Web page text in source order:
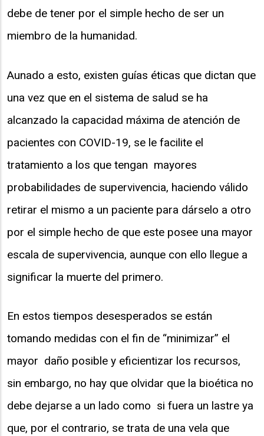
debe de tener por el simple hecho de ser un
miembro de la humanidad.
Aunado a esto, existen guías éticas que dictan que
una vez que en el sistema de salud se ha
alcanzado la capacidad máxima de atención de
pacientes con COVID-19, se le facilite el
tratamiento a los que tengan mayores
probabilidades de supervivencia, haciendo válido
retirar el mismo a un paciente para dárselo a otro
por el simple hecho de que este posee una mayor
escala de supervivencia, aunque con ello llegue a
significar la muerte del primero.
En estos tiempos desesperados se están
tomando medidas con el fin de “minimizar” el
mayor daño posible y eficientizar los recursos,
sin embargo, no hay que olvidar que la bioética no
debe dejarse a un lado como si fuera un lastre ya
que, por el contrario, se trata de una vela que